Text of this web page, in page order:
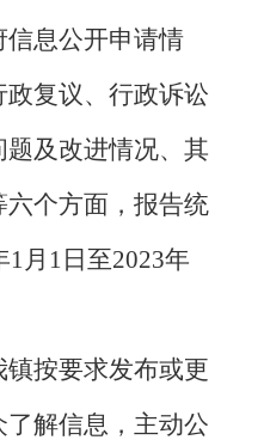
息公开申请情
复议、行政诉讼
及改进情况、其
个方面，报告统
1 月 1 日至2023年
镇按要求发布或更
解信息，主动公